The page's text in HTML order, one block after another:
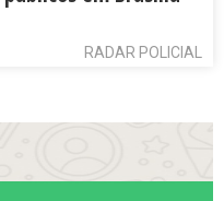
RADAR POLICIAL